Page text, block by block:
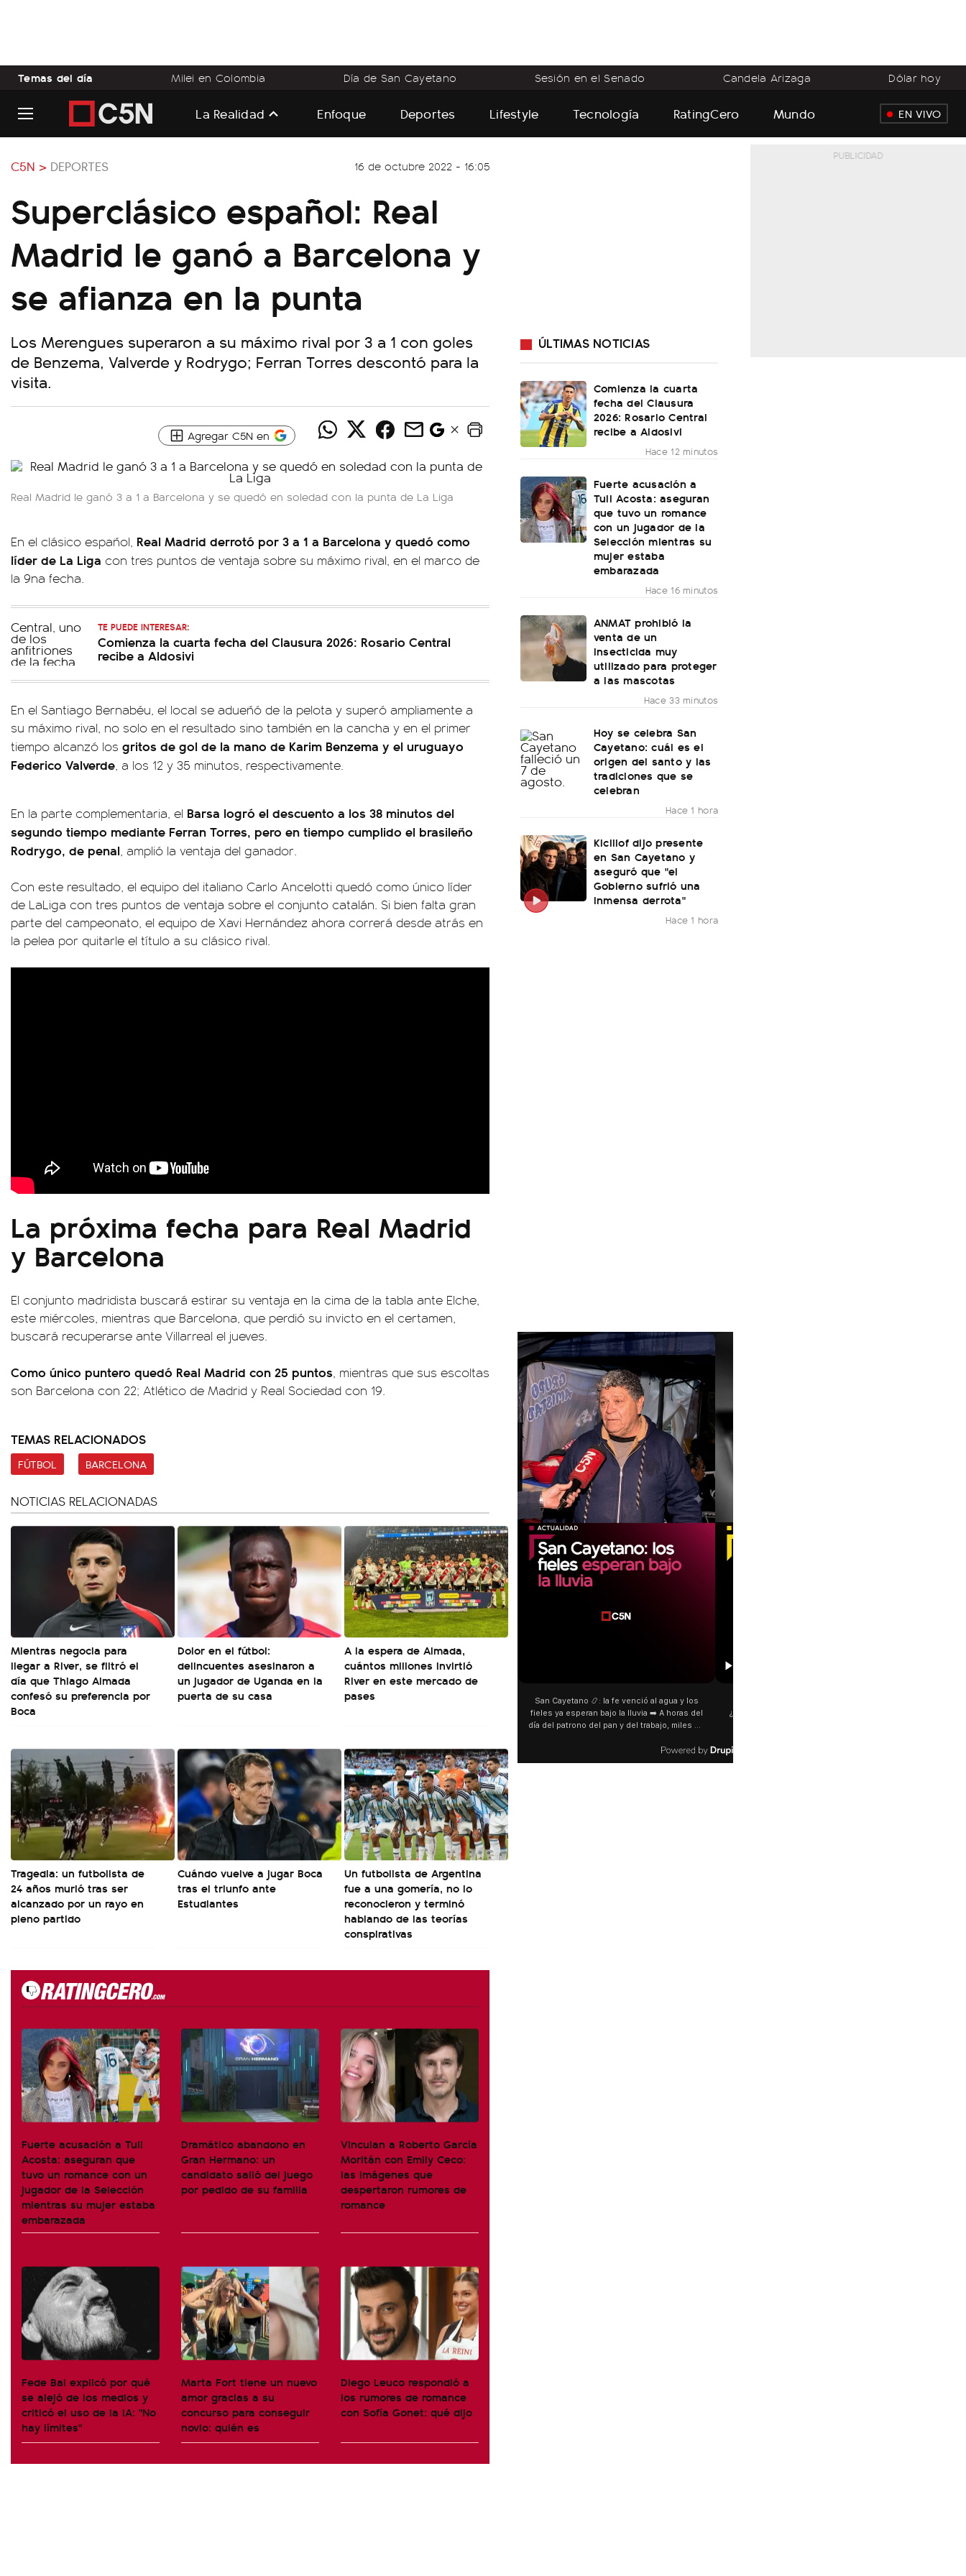
Temas del día Milei en Colombia Día de San Cayetano Sesión en el Senado Candela Arizaga Dólar hoy
La Realidad Enfoque Deportes Lifestyle Tecnología RatingCero Mundo EN VIVO
C5N > DEPORTES 16 de octubre 2022 - 16:05
Superclásico español: Real
Madrid le ganó a Barcelona y
se afianza en la punta
Los Merengues superaron a su máximo rival por 3 a 1 con goles
de Benzema, Valverde y Rodrygo; Ferran Torres descontó para la
visita.
Agregar C5N en
Real Madrid le ganó 3 a 1 a Barcelona y se quedó en soledad con la punta de La Liga
En el clásico español, Real Madrid derrotó por 3 a 1 a Barcelona y quedó como
líder de La Liga con tres puntos de ventaja sobre su máximo rival, en el marco de
la 9na fecha.
TE PUEDE INTERESAR:
Comienza la cuarta fecha del Clausura 2026: Rosario Central
recibe a Aldosivi
En el Santiago Bernabéu, el local se adueñó de la pelota y superó ampliamente a
su máximo rival, no solo en el resultado sino también en la cancha y en el primer
tiempo alcanzó los gritos de gol de la mano de Karim Benzema y el uruguayo
Federico Valverde, a los 12 y 35 minutos, respectivamente.
En la parte complementaria, el Barsa logró el descuento a los 38 minutos del
segundo tiempo mediante Ferran Torres, pero en tiempo cumplido el brasileño
Rodrygo, de penal, amplió la ventaja del ganador.
Con este resultado, el equipo del italiano Carlo Ancelotti quedó como único líder
de LaLiga con tres puntos de ventaja sobre el conjunto catalán. Si bien falta gran
parte del campeonato, el equipo de Xavi Hernández ahora correrá desde atrás en
la pelea por quitarle el título a su clásico rival.
La próxima fecha para Real Madrid
y Barcelona
El conjunto madridista buscará estirar su ventaja en la cima de la tabla ante Elche,
este miércoles, mientras que Barcelona, que perdió su invicto en el certamen,
buscará recuperarse ante Villarreal el jueves.
Como único puntero quedó Real Madrid con 25 puntos, mientras que sus escoltas
son Barcelona con 22; Atlético de Madrid y Real Sociedad con 19.
TEMAS RELACIONADOS
FÚTBOL BARCELONA
NOTICIAS RELACIONADAS
Mientras negocia para
llegar a River, se filtró el
día que Thiago Almada
confesó su preferencia por
Boca
Dolor en el fútbol:
delincuentes asesinaron a
un jugador de Uganda en la
puerta de su casa
A la espera de Almada,
cuántos millones invirtió
River en este mercado de
pases
Tragedia: un futbolista de
24 años murió tras ser
alcanzado por un rayo en
pleno partido
Cuándo vuelve a jugar Boca
tras el triunfo ante
Estudiantes
Un futbolista de Argentina
fue a una gomería, no lo
reconocieron y terminó
hablando de las teorías
conspirativas
Fuerte acusación a Tuli
Acosta: aseguran que
tuvo un romance con un
jugador de la Selección
mientras su mujer estaba
embarazada
Dramático abandono en
Gran Hermano: un
candidato salió del juego
por pedido de su familia
Vinculan a Roberto García
Moritán con Emily Ceco:
las imágenes que
despertaron rumores de
romance
Fede Bal explicó por qué
se alejó de los medios y
criticó el uso de la IA: "No
hay límites"
Marta Fort tiene un nuevo
amor gracias a su
concurso para conseguir
novio: quién es
Diego Leuco respondió a
los rumores de romance
con Sofía Gonet: qué dijo
ÚLTIMAS NOTICIAS
Comienza la cuarta
fecha del Clausura
2026: Rosario Central
recibe a Aldosivi
Hace 12 minutos
Fuerte acusación a
Tuli Acosta: aseguran
que tuvo un romance
con un jugador de la
Selección mientras su
mujer estaba
embarazada
Hace 16 minutos
ANMAT prohibió la
venta de un
insecticida muy
utilizado para proteger
a las mascotas
Hace 33 minutos
Hoy se celebra San
Cayetano: cuál es el
origen del santo y las
tradiciones que se
celebran
Hace 1 hora
Kicillof dijo presente
en San Cayetano y
aseguró que "el
Gobierno sufrió una
inmensa derrota"
Hace 1 hora
00:00
San Cayetano 📿: la fe venció al agua y los
fieles ya esperan bajo la lluvia ➡️ A horas del
día del patrono del pan y del trabajo, miles de
y pedir. 🎙️ @bernardomagnago
“Preferís la joda y yo prefería tus mimos"
¿Indirecta para Luck Ra? La Joaqui presentó
"Te vi", su nueva colaboración junto a
encontrar similitudes entre la letra y las
declaraciones que hizo tras su separación